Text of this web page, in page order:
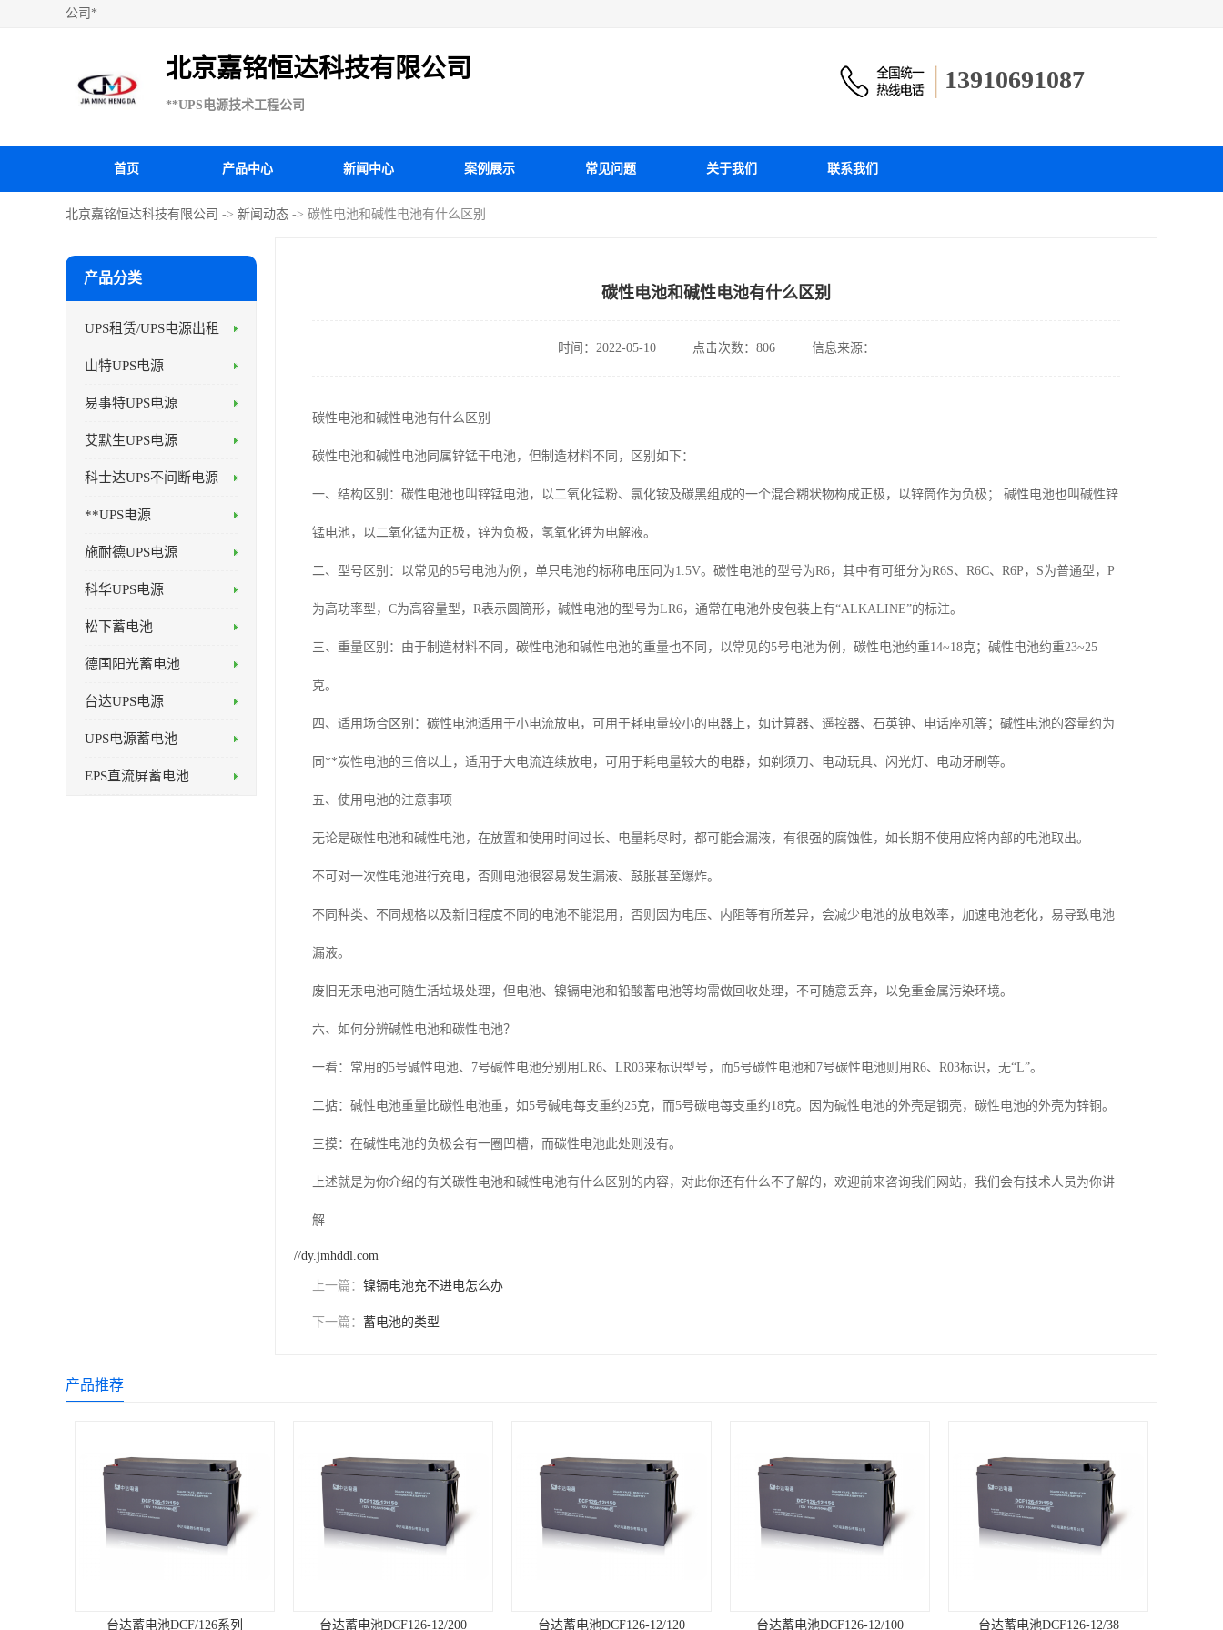
公司*
北京嘉铭恒达科技有限公司
**UPS电源技术工程公司
13910691087
首页 产品中心 新闻中心 案例展示 常见问题 关于我们 联系我们
北京嘉铭恒达科技有限公司 -> 新闻动态 -> 碳性电池和碱性电池有什么区别
产品分类
UPS租赁/UPS电源出租
山特UPS电源
易事特UPS电源
艾默生UPS电源
科士达UPS不间断电源
**UPS电源
施耐德UPS电源
科华UPS电源
松下蓄电池
德国阳光蓄电池
台达UPS电源
UPS电源蓄电池
EPS直流屏蓄电池
碳性电池和碱性电池有什么区别
时间：2022-05-10 点击次数：806 信息来源：
碳性电池和碱性电池有什么区别
碳性电池和碱性电池同属锌锰干电池，但制造材料不同，区别如下：
一、结构区别：碳性电池也叫锌锰电池，以二氧化锰粉、氯化铵及碳黑组成的一个混合糊状物构成正极，以锌筒作为负极； 碱性电池也叫碱性锌
锰电池，以二氧化锰为正极，锌为负极，氢氧化钾为电解液。
二、型号区别：以常见的5号电池为例，单只电池的标称电压同为1.5V。碳性电池的型号为R6，其中有可细分为R6S、R6C、R6P，S为普通型，P
为高功率型，C为高容量型，R表示圆筒形，碱性电池的型号为LR6，通常在电池外皮包装上有“ALKALINE”的标注。
三、重量区别：由于制造材料不同，碳性电池和碱性电池的重量也不同，以常见的5号电池为例，碳性电池约重14~18克；碱性电池约重23~25
克。
四、适用场合区别：碳性电池适用于小电流放电，可用于耗电量较小的电器上，如计算器、遥控器、石英钟、电话座机等；碱性电池的容量约为
同**炭性电池的三倍以上，适用于大电流连续放电，可用于耗电量较大的电器，如剃须刀、电动玩具、闪光灯、电动牙刷等。
五、使用电池的注意事项
无论是碳性电池和碱性电池，在放置和使用时间过长、电量耗尽时，都可能会漏液，有很强的腐蚀性，如长期不使用应将内部的电池取出。
不可对一次性电池进行充电，否则电池很容易发生漏液、鼓胀甚至爆炸。
不同种类、不同规格以及新旧程度不同的电池不能混用，否则因为电压、内阻等有所差异，会减少电池的放电效率，加速电池老化，易导致电池
漏液。
废旧无汞电池可随生活垃圾处理，但电池、镍镉电池和铅酸蓄电池等均需做回收处理，不可随意丢弃，以免重金属污染环境。
六、如何分辨碱性电池和碳性电池？
一看：常用的5号碱性电池、7号碱性电池分别用LR6、LR03来标识型号，而5号碳性电池和7号碳性电池则用R6、R03标识，无“L”。
二掂：碱性电池重量比碳性电池重，如5号碱电每支重约25克，而5号碳电每支重约18克。因为碱性电池的外壳是钢壳，碳性电池的外壳为锌铜。
三摸：在碱性电池的负极会有一圈凹槽，而碳性电池此处则没有。
上述就是为你介绍的有关碳性电池和碱性电池有什么区别 的内容，对此你还有什么不了解的，欢迎前来咨询我们网站，我们会有技术人员为你讲
解
//dy.jmhddl.com
上一篇： 镍镉电池充不进电怎么办
下一篇： 蓄电池的类型
产品推荐
台达蓄电池DCF/126系列 台达蓄电池DCF126-12/200 台达蓄电池DCF126-12/120 台达蓄电池DCF126-12/100 台达蓄电池DCF126-12/38